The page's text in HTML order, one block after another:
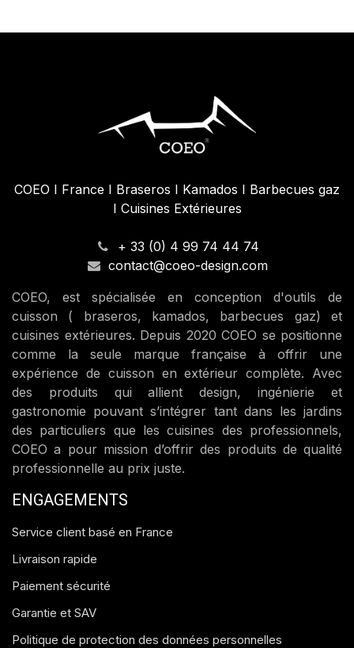
COEO I France I Braseros I Kamados I Barbecues gaz
I Cuisines Extérieures
+ 33 (0) 4 99 74 44 74
contact@coeo-design.com
COEO, est spécialisée en conception d'outils de
cuisson ( braseros, kamados, barbecues gaz) et
cuisines extérieures. Depuis 2020 COEO se positionne
comme la seule marque française à offrir une
expérience de cuisson en extérieur complète. Avec
des produits qui allient design, ingénierie et
gastronomie pouvant s’intégrer tant dans les jardins
des particuliers que les cuisines des professionnels,
COEO a pour mission d’offrir des produits de qualité
professionnelle au prix juste.
ENGAGEMENTS
Service client basé en France
Livraison rapide
Paiement sécurité
Garantie et SAV
Politique de protection des données personnelles